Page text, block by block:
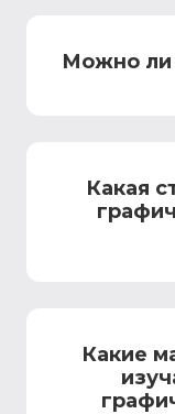
Можно ли
Какая
Какие